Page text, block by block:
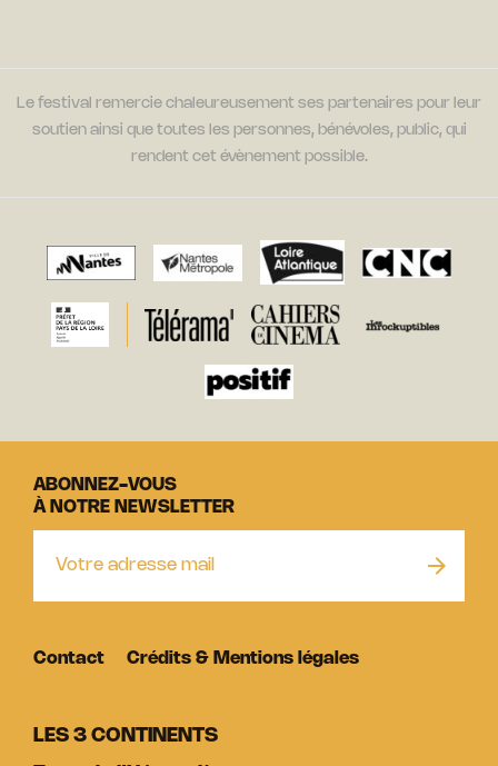
Le festival remercie chaleureusement ses partenaires pour leur
soutien ainsi que toutes les personnes, bénévoles, public, qui
rendent cet évènement possible.
LES 3 CONTINENTS
ABONNEZ-VOUS
À NOTRE NEWSLETTER
Contact Crédits & Mentions légales